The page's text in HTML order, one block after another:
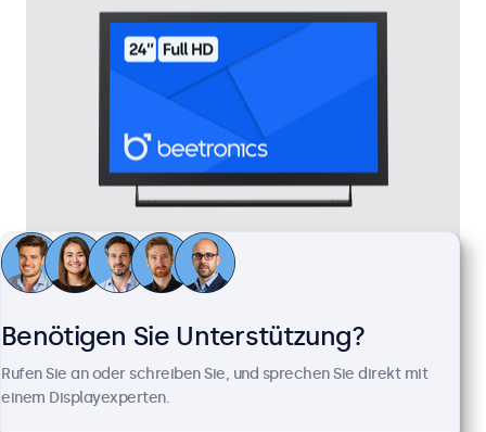
24 Zoll Monitor Metall
100+ Stück auf Lager
Benötigen Sie Unterstützung?
Rufen Sie an oder schreiben Sie, und sprechen Sie direkt mit
einem Displayexperten.